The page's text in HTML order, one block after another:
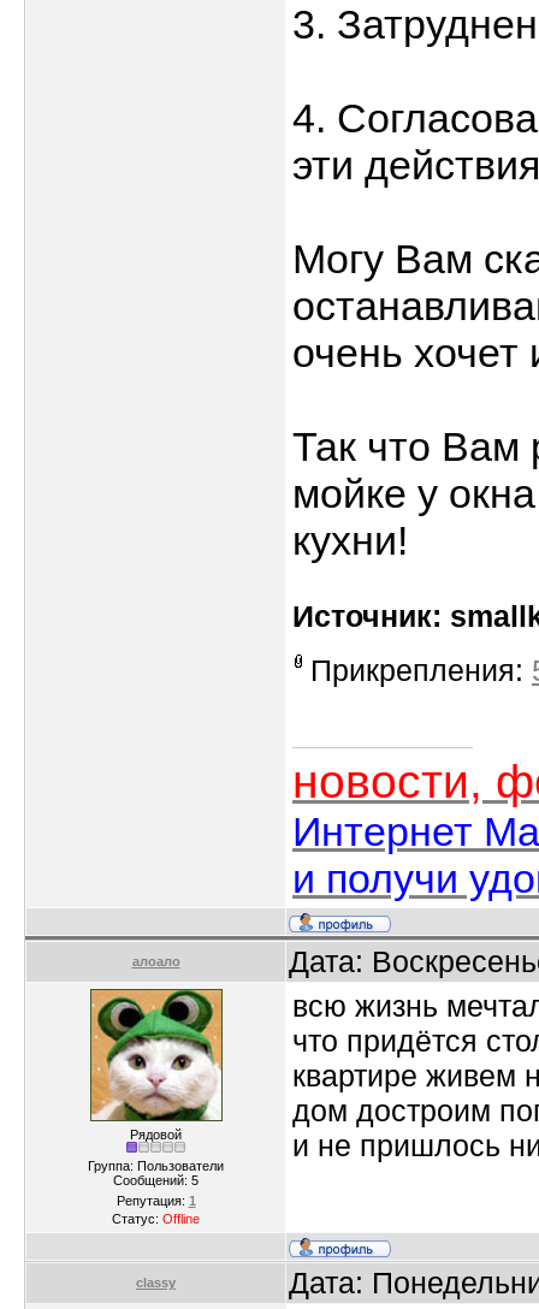
3.
4.
эти
Могу Вам
очень хочет
Так что Вам
мойке у
кухни!
Источник:
Прикрепления:
новости,
Интернет
и получи
алоало Дата:
Рядовой
Группа: Пользователи
Сообщений: 5
Репутация: 1
Статус: Offline
всю жизнь
что придётся
квартире живем
дом достроим
и не пришлось
classy Дата: